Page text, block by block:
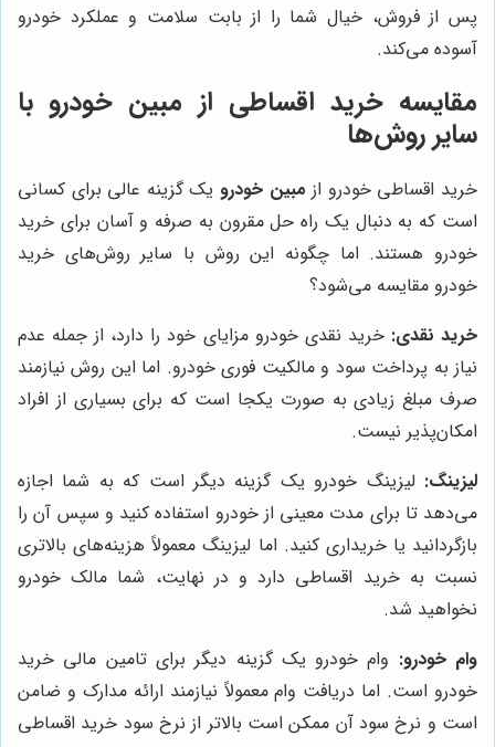
پس از فروش، خیال شما را از بابت سلامت و عملکرد خودرو
آسوده می‌کند.
مقایسه خرید اقساطی از مبین خودرو با
سایر روش‌ها
خرید اقساطی خودرو از مبین خودرو یک گزینه عالی برای کسانی
است که به دنبال یک راه حل مقرون به صرفه و آسان برای خرید
خودرو هستند. اما چگونه این روش با سایر روش‌های خرید
خودرو مقایسه می‌شود؟
خرید نقدی: خرید نقدی خودرو مزایای خود را دارد، از جمله عدم
نیاز به پرداخت سود و مالکیت فوری خودرو. اما این روش نیازمند
صرف مبلغ زیادی به صورت یکجا است که برای بسیاری از افراد
امکان‌پذیر نیست.
لیزینگ: لیزینگ خودرو یک گزینه دیگر است که به شما اجازه
می‌دهد تا برای مدت معینی از خودرو استفاده کنید و سپس آن را
بازگردانید یا خریداری کنید. اما لیزینگ معمولاً هزینه‌های بالاتری
نسبت به خرید اقساطی دارد و در نهایت، شما مالک خودرو
نخواهید شد.
وام خودرو: وام خودرو یک گزینه دیگر برای تامین مالی خرید
خودرو است. اما دریافت وام معمولاً نیازمند ارائه مدارک و ضامن
است و نرخ سود آن ممکن است بالاتر از نرخ سود خرید اقساطی